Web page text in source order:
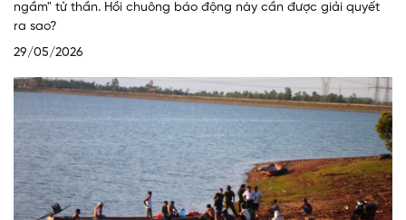
ngầm" tử thần. Hồi chuông báo động này cần được giải quyết
ra sao?
29/05/2026